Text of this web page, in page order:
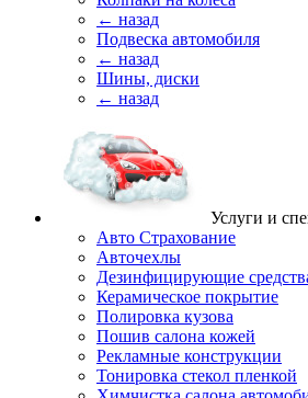
← назад
Подвеска автомобиля
← назад
Шины, диски
← назад
Услуги и
Авто Страхование
Авточехлы
Дезинфицирующие
Керамическое покрытие
Полировка кузова
Пошив салона кожей
Рекламные конструкции
Тонировка стекол пленкой